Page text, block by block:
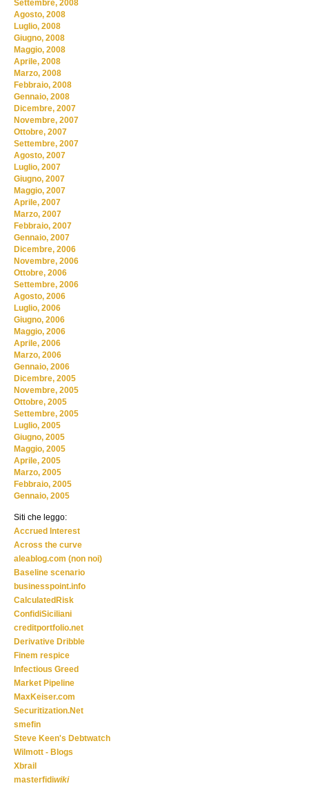
Settembre, 2008
Agosto, 2008
Luglio, 2008
Giugno, 2008
Maggio, 2008
Aprile, 2008
Marzo, 2008
Febbraio, 2008
Gennaio, 2008
Dicembre, 2007
Novembre, 2007
Ottobre, 2007
Settembre, 2007
Agosto, 2007
Luglio, 2007
Giugno, 2007
Maggio, 2007
Aprile, 2007
Marzo, 2007
Febbraio, 2007
Gennaio, 2007
Dicembre, 2006
Novembre, 2006
Ottobre, 2006
Settembre, 2006
Agosto, 2006
Luglio, 2006
Giugno, 2006
Maggio, 2006
Aprile, 2006
Marzo, 2006
Gennaio, 2006
Dicembre, 2005
Novembre, 2005
Ottobre, 2005
Settembre, 2005
Luglio, 2005
Giugno, 2005
Maggio, 2005
Aprile, 2005
Marzo, 2005
Febbraio, 2005
Gennaio, 2005
Siti che leggo:
Accrued Interest
Across the curve
aleablog.com (non noi)
Baseline scenario
businesspoint.info
CalculatedRisk
ConfidiSiciliani
creditportfolio.net
Derivative Dribble
Finem respice
Infectious Greed
Market Pipeline
MaxKeiser.com
Securitization.Net
smefin
Steve Keen's Debtwatch
Wilmott - Blogs
Xbrail
masterfidiwiki